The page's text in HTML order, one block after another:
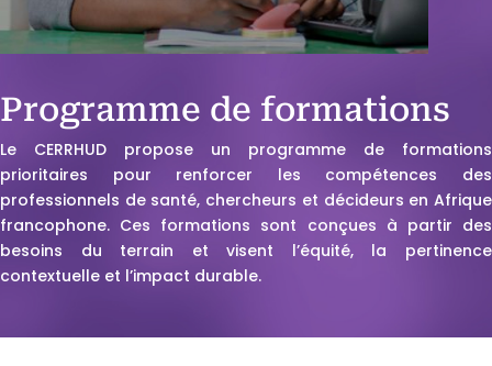
Programme de formations
Le CERRHUD propose un programme de formations
prioritaires pour renforcer les compétences des
professionnels de santé, chercheurs et décideurs en Afrique
francophone. Ces formations sont conçues à partir des
besoins du terrain et visent l’équité, la pertinence
contextuelle et l’impact durable.